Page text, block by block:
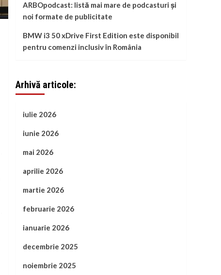
ARBOpodcast: listă mai mare de podcasturi și
noi formate de publicitate
BMW i3 50 xDrive First Edition este disponibil
pentru comenzi inclusiv în România
Arhivă articole:
iulie 2026
iunie 2026
mai 2026
aprilie 2026
martie 2026
februarie 2026
ianuarie 2026
decembrie 2025
noiembrie 2025